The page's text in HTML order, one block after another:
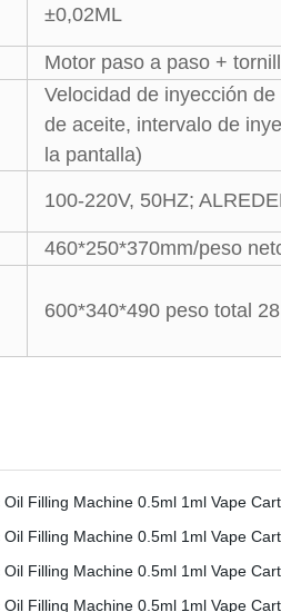
±0,02ML
Motor paso a paso +
Velocidad de inyección
de aceite, intervalo de
la pantalla)
100-220V, 50HZ;
460*250*370mm/peso
600*340*490 peso total